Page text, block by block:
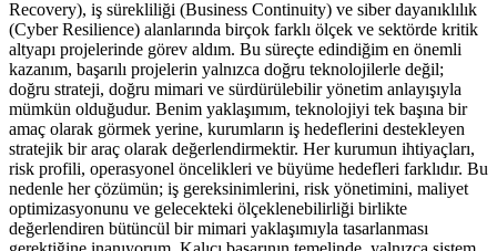
Recovery), iş sürekliliği (Business Continuity) ve siber dayanıklılık
(Cyber Resilience) alanlarında birçok farklı ölçek ve sektörde kritik
altyapı projelerinde görev aldım. Bu süreçte edindiğim en önemli
kazanım, başarılı projelerin yalnızca doğru teknolojilerle değil;
doğru strateji, doğru mimari ve sürdürülebilir yönetim anlayışıyla
mümkün olduğudur. Benim yaklaşımım, teknolojiyi tek başına bir
amaç olarak görmek yerine, kurumların iş hedeflerini destekleyen
stratejik bir araç olarak değerlendirmektir. Her kurumun ihtiyaçları,
risk profili, operasyonel öncelikleri ve büyüme hedefleri farklıdır. Bu
nedenle her çözümün; iş gereksinimlerini, risk yönetimini, maliyet
optimizasyonunu ve gelecekteki ölçeklenebilirliği birlikte
değerlendiren bütüncül bir mimari yaklaşımıyla tasarlanması